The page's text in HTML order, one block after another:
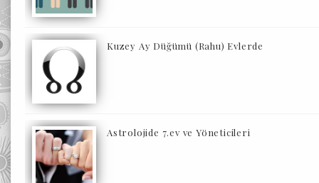
Kuzey Ay Düğümü (Rahu) Evlerde
Astrolojide 7.ev ve Yöneticileri